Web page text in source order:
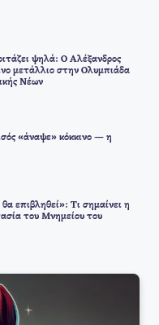
ψηλά: Ο Αλέξανδρος
μετάλλιο στην Ολυμπιάδα
Νέων
«άναψε» κόκκινο — η
επιβληθεί»: Τι σημαίνει η
του Μνημείου του